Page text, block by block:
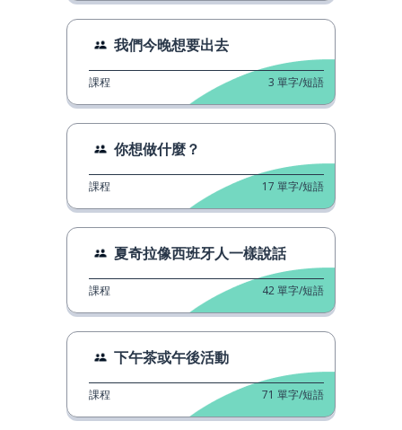
我們今晚想要出去
課程 3 單字/短語
你想做什麼？
課程 17 單字/短語
夏奇拉像西班牙人一樣說話
課程 42單字/短語
下午茶或午後活動
課程 71 單字/短語